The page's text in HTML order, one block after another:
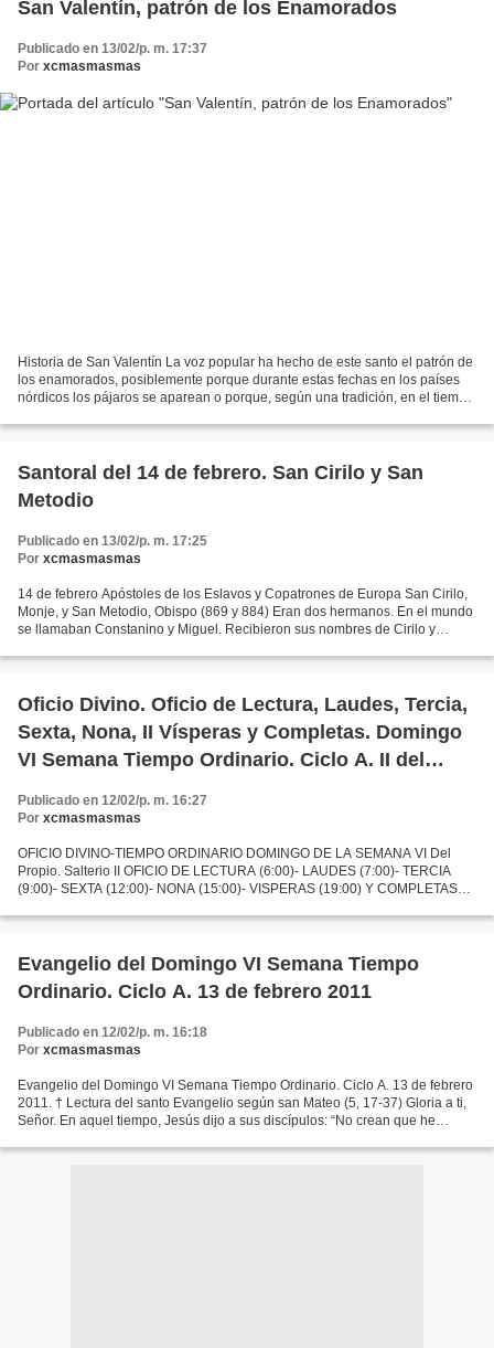
San Valentín, patrón de los Enamorados
Publicado en 13/02/p. m. 17:37
Por xcmasmasmas
Historia de San Valentín La voz popular ha hecho de este santo el patrón de
los enamorados, posiblemente porque durante estas fechas en los países
nórdicos los pájaros se aparean o porque, según una tradición, en el tiempo
Santoral del 14 de febrero. San Cirilo y San
Metodio
Publicado en 13/02/p. m. 17:25
Por xcmasmasmas
14 de febrero Apóstoles de los Eslavos y Copatrones de Europa San Cirilo,
Monje, y San Metodio, Obispo (869 y 884) Eran dos hermanos. En el mundo
se llamaban Constanino y Miguel. Recibieron sus nombres de Cirilo y
Oficio Divino. Oficio de Lectura, Laudes, Tercia,
Sexta, Nona, II Vísperas y Completas. Domingo
VI Semana Tiempo Ordinario. Ciclo A. II del
Publicado en 12/02/p. m. 16:27
Por xcmasmasmas
OFICIO DIVINO-TIEMPO ORDINARIO DOMINGO DE LA SEMANA VI Del
Propio. Salterio II OFICIO DE LECTURA (6:00)- LAUDES (7:00)- TERCIA
(9:00)- SEXTA (12:00)- NONA (15:00)- VISPERAS (19:00) Y COMPLETAS
Evangelio del Domingo VI Semana Tiempo
Ordinario. Ciclo A. 13 de febrero 2011
Publicado en 12/02/p. m. 16:18
Por xcmasmasmas
Evangelio del Domingo VI Semana Tiempo Ordinario. Ciclo A. 13 de febrero
2011. † Lectura del santo Evangelio según san Mateo (5, 17-37) Gloria a ti,
Señor. En aquel tiempo, Jesús dijo a sus discípulos: “No crean que he